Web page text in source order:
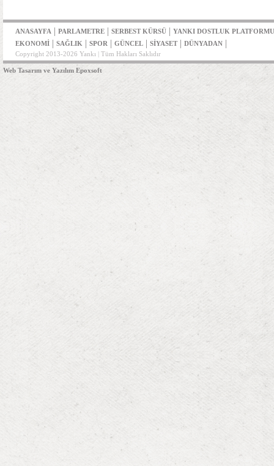
ANASAYFA | PARLAMETRE | SERBEST KÜRSÜ | YANKI DOSTLUK PLATFORMU
EKONOMİ | SAĞLIK | SPOR | GÜNCEL | SİYASET | DÜNYADAN |
Copyright 2013-2026 Yankı | Tüm Hakları Saklıdır
Web Tasarım ve Yazılım Epoxsoft